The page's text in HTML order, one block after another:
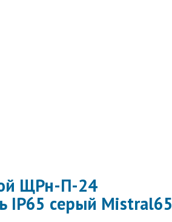
ЩРн-П-24
IP65 серый Mistral65